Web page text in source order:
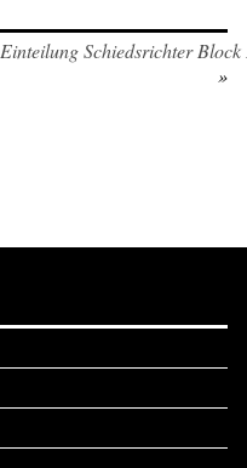
Einteilung Schiedsrichter Block
»